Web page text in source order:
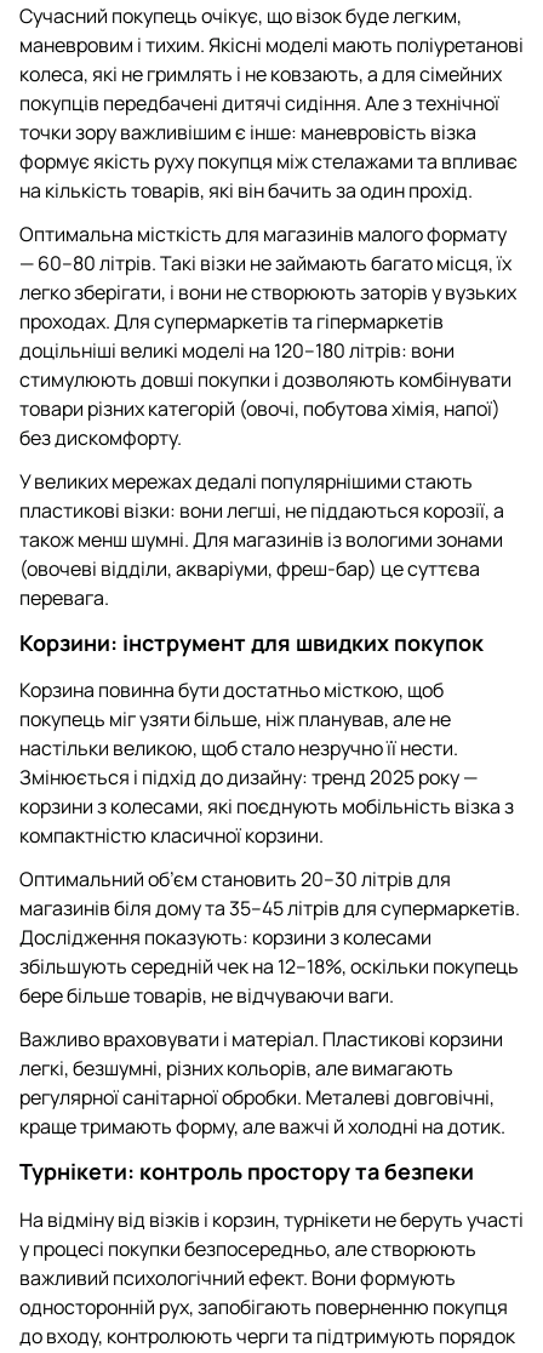
Сучасний покупець очікує, що візок буде легким,
маневровим і тихим. Якісні моделі мають поліуретанові
колеса, які не гримлять і не ковзають, а для сімейних
покупців передбачені дитячі сидіння. Але з технічної
точки зору важливішим є інше: маневровість візка
формує якість руху покупця між стелажами та впливає
на кількість товарів, які він бачить за один прохід.
Оптимальна місткість для магазинів малого формату
— 60–80 літрів. Такі візки не займають багато місця, їх
легко зберігати, і вони не створюють заторів у вузьких
проходах. Для супермаркетів та гіпермаркетів
доцільніші великі моделі на 120–180 літрів: вони
стимулюють довші покупки і дозволяють комбінувати
товари різних категорій (овочі, побутова хімія, напої)
без дискомфорту.
У великих мережах дедалі популярнішими стають
пластикові візки: вони легші, не піддаються корозії, а
також менш шумні. Для магазинів із вологими зонами
(овочеві відділи, акваріуми, фреш-бар) це суттєва
перевага.
Корзини: інструмент для швидких покупок
Корзина повинна бути достатньо місткою, щоб
покупець міг узяти більше, ніж планував, але не
настільки великою, щоб стало незручно її нести.
Змінюється і підхід до дизайну: тренд 2025 року —
корзини з колесами, які поєднують мобільність візка з
компактністю класичної корзини.
Оптимальний об’єм становить 20–30 літрів для
магазинів біля дому та 35–45 літрів для супермаркетів.
Дослідження показують: корзини з колесами
збільшують середній чек на 12–18%, оскільки покупець
бере більше товарів, не відчуваючи ваги.
Важливо враховувати і матеріал. Пластикові корзини
легкі, безшумні, різних кольорів, але вимагають
регулярної санітарної обробки. Металеві довговічні,
краще тримають форму, але важчі й холодні на дотик.
Турнікети: контроль простору та безпеки
На відміну від візків і корзин, турнікети не беруть участі
у процесі покупки безпосередньо, але створюють
важливий психологічний ефект. Вони формують
односторонній рух, запобігають поверненню покупця
до входу, контролюють черги та підтримують порядок